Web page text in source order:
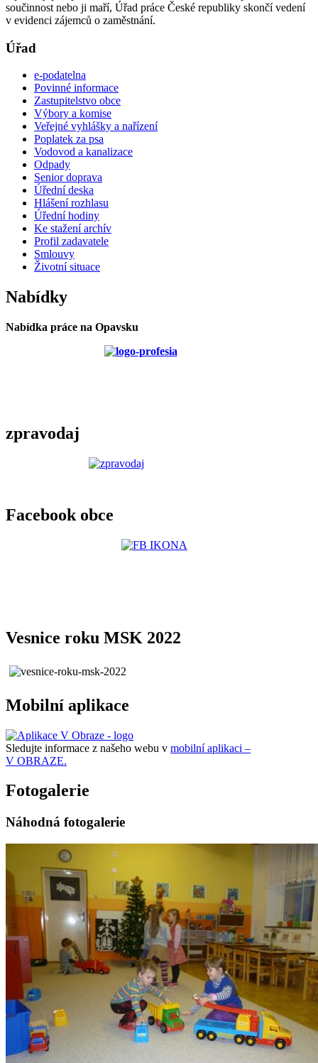
součinnost nebo ji maří, Úřad práce České republiky skončí vedení
v evidenci zájemců o zaměstnání.
Úřad
e-podatelna
Povinné informace
Zastupitelstvo obce
Výbory a komise
Veřejné vyhlášky a nařízení
Poplatek za psa
Vodovod a kanalizace
Odpady
Senior doprava
Úřední deska
Hlášení rozhlasu
Úřední hodiny
Ke stažení archív
Profil zadavatele
Smlouvy
Životní situace
Nabídky
Nabídka práce na Opavsku
zpravodaj
Facebook obce
Vesnice roku MSK 2022
Mobilní aplikace
Sledujte informace z našeho webu v mobilní aplikaci –
V OBRAZE.
Fotogalerie
Náhodná fotogalerie